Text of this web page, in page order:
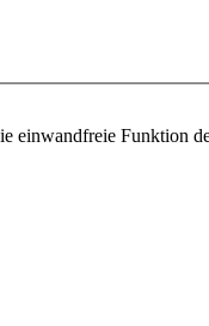
einwandfreie Funktion